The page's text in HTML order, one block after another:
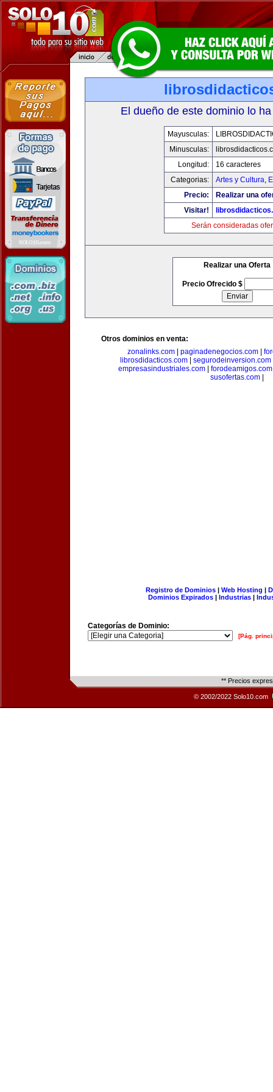
El dueño de este dominio lo
Mayusculas:
Minusculas:
Longitud:
16 caracteres
Categorias:
Artes y Cultura,
Precio:
Realizar una
Visitar!
Serán consideradas
Realizar una Oferta
Precio Ofrecido $
Otros dominios en venta:
zonalinks.com| paginadenegocios.com|
librosdidacticos.com| segurodeinversion.com
empresasindustriales.com| forodeamigos.com
susofertas.com
Registro de Dominios| Web Hosting |
Dominios Expirados | Industrias |
Categorías de Dominio:
[Pág.
** Precios
© 2002/2022 Solo10.com